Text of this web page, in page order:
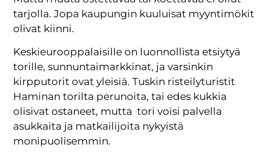
tarjolla. Jopa kaupungin kuuluisat myyntimökit
olivat kiinni.
Keskieurooppalaisille on luonnollista etsiytyä
torille, sunnuntaimarkkinat, ja varsinkin
kirpputorit ovat yleisiä. Tuskin risteilyturistit
Haminan torilta perunoita, tai edes kukkia
olisivat ostaneet, mutta tori voisi palvella
asukkaita ja matkailijoita nykyistä
monipuolisemmin.